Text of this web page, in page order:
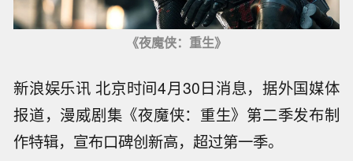
《夜魔侠：重生》
新浪娱乐讯 北京时间4月30日消息，据外国媒体
报道，漫威剧集《夜魔侠：重生》第二季发布制
作特辑，宣布口碑创新高，超过第一季。